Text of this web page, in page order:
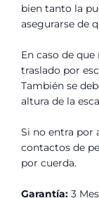
bien tanto la
asegurarse de
En caso de
traslado por
También se
altura de la
Si no entra por
contactos de
por cuerda.
Garantía: 3